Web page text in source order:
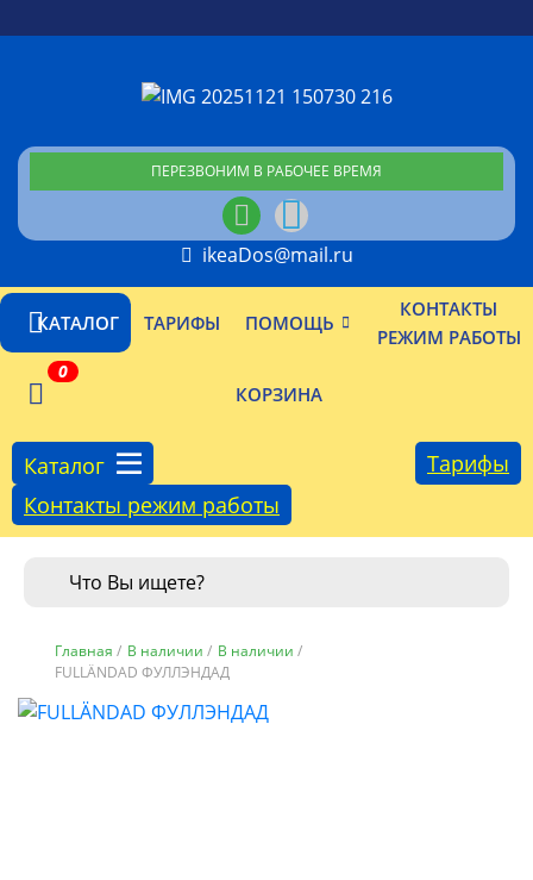
ПЕРЕЗВОНИМ В РАБОЧЕЕ ВРЕМЯ
ikeaDos@mail.ru
КАТАЛОГ ТАРИФЫ ПОМОЩЬ
КОНТАКТЫ
РЕЖИМ РАБОТЫ
КОРЗИНА
0
Каталог
Тарифы
Контакты режим работы
Главная / В наличии / В наличии /
FULLÄNDAD ФУЛЛЭНДАД